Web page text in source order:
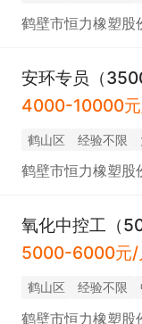
鹤壁市恒力橡塑股
4000-10000元
鹤山区 经验不限
鹤壁市恒力橡塑股
氧化中控工（
5000-6000元/
鹤山区 经验不限
鹤壁市恒力橡塑股